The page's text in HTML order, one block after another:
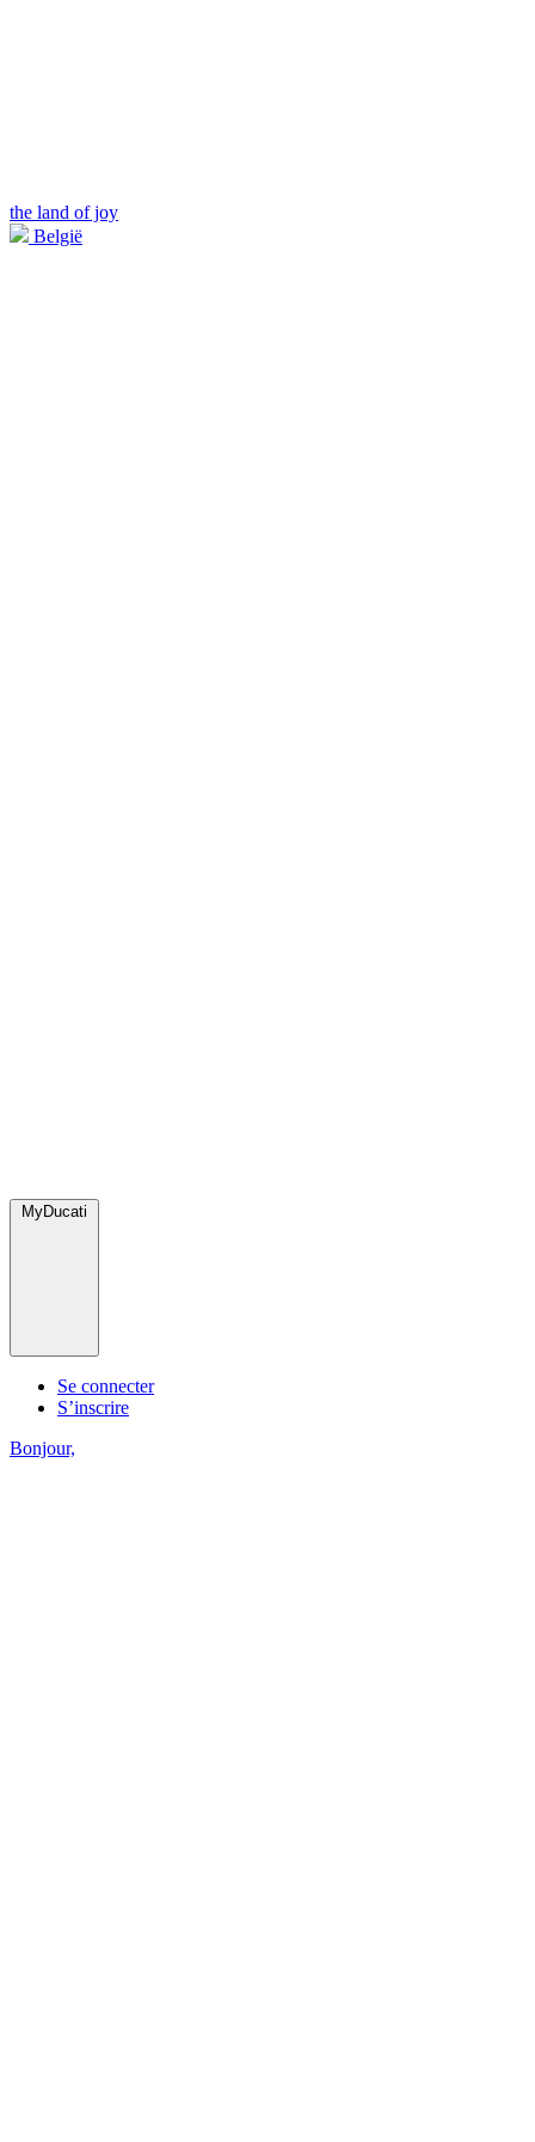
the land of joy
België
MyDucati
Se connecter
S’inscrire
Bonjour,